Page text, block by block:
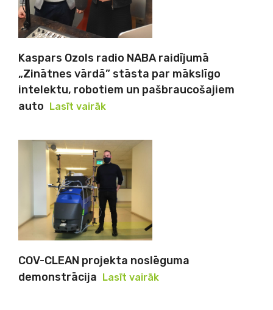
Kaspars Ozols radio NABA raidījumā
„Zinātnes vārdā” stāsta par mākslīgo
intelektu, robotiem un pašbraucošajiem
auto
Lasīt vairāk
COV-CLEAN projekta noslēguma
demonstrācija
Lasīt vairāk